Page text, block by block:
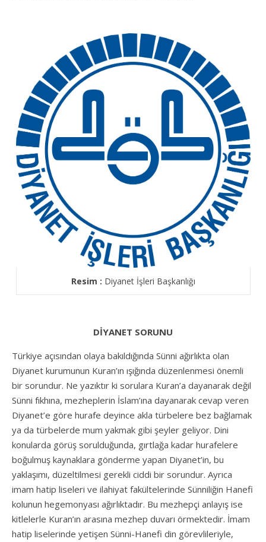
Resim : Diyanet İşleri Başkanlığı
DİYANET SORUNU
Türkiye açısından olaya bakıldığında Sünni ağırlıkta olan
Diyanet kurumunun Kuran’ın ışığında düzenlenmesi önemli
bir sorundur. Ne yazıktır ki sorulara Kuran’a dayanarak değil
Sünni fıkhına, mezheplerin İslam’ına dayanarak cevap veren
Diyanet’e göre hurafe deyince akla türbelere bez bağlamak
ya da türbelerde mum yakmak gibi şeyler geliyor. Dini
konularda görüş sorulduğunda, gırtlağa kadar hurafelere
boğulmuş kaynaklara gönderme yapan Diyanet’in, bu
yaklaşımı, düzeltilmesi gerekli ciddi bir sorundur. Ayrıca
imam hatip liseleri ve ilahiyat fakültelerinde Sünniliğin Hanefi
kolunun hegemonyası ağırlıktadır. Bu mezhepçi anlayış ise
kitlelerle Kuran’ın arasına mezhep duvarı örmektedir. İmam
hatip liselerinde yetişen Sünni-Hanefi din görevlileriyle,